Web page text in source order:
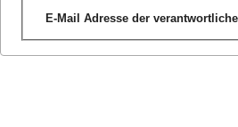
E-Mail Adresse der